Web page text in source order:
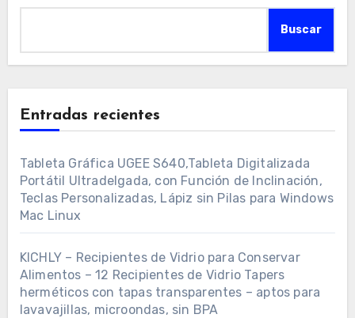
Buscar
Entradas recientes
Tableta Gráfica UGEE S640,Tableta Digitalizada
Portátil Ultradelgada, con Función de Inclinación,
Teclas Personalizadas, Lápiz sin Pilas para Windows
Mac Linux
KICHLY – Recipientes de Vidrio para Conservar
Alimentos – 12 Recipientes de Vidrio Tapers
herméticos con tapas transparentes – aptos para
lavavajillas, microondas, sin BPA